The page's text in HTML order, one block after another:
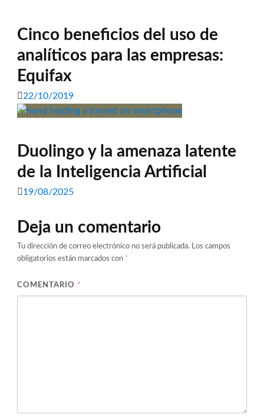
Cinco beneficios del uso de
analíticos para las empresas:
Equifax
22/10/2019
Duolingo y la amenaza latente
de la Inteligencia Artificial
19/08/2025
Deja un comentario
Tu dirección de correo electrónico no será publicada. Los campos
obligatorios están marcados con *
COMENTARIO *